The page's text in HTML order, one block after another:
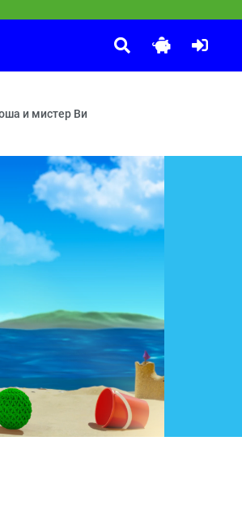
— Помогите нелетающей птичке! — Дом
— Динозавр — День Рождения —
малыши!
программы «Спокойной ночи, малыши!»
и мистер Ви